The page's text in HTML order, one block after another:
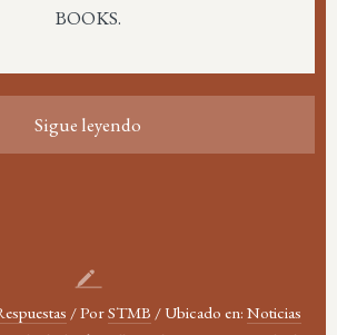
BOOKS.
Sigue leyendo
/PorSTMB / Ubicado en: Noticias